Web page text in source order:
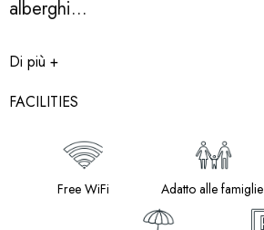
alberghi...
Di più +
FACILITIES
Free WiFi Adatto alle famiglie